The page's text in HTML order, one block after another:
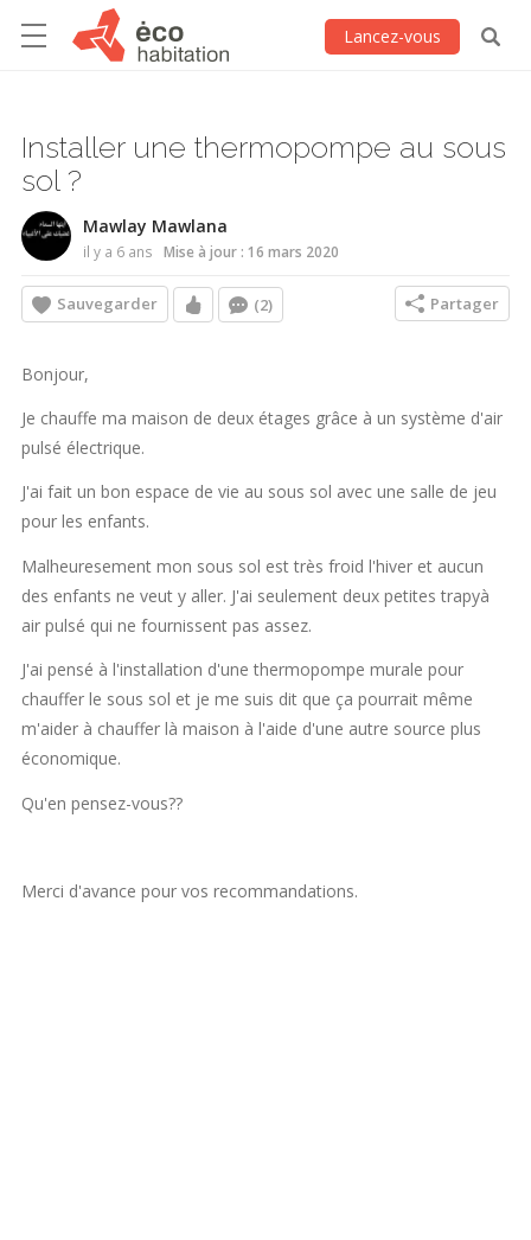
Lancez-vous
Installer une thermopompe au sous
sol ?
Mawlay Mawlana
il y a 6 ans Mise à jour : 16 mars 2020
Sauvegarder (2) Partager
Bonjour,
Je chauffe ma maison de deux étages grâce à un système d'air
pulsé électrique.
J'ai fait un bon espace de vie au sous sol avec une salle de jeu
pour les enfants.
Malheuresement mon sous sol est très froid l'hiver et aucun
des enfants ne veut y aller. J'ai seulement deux petites trapyà
air pulsé qui ne fournissent pas assez.
J'ai pensé à l'installation d'une thermopompe murale pour
chauffer le sous sol et je me suis dit que ça pourrait même
m'aider à chauffer là maison à l'aide d'une autre source plus
économique.
Qu'en pensez-vous??
Merci d'avance pour vos recommandations.